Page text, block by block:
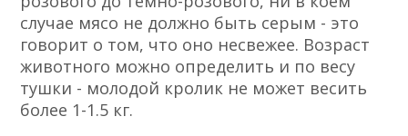
случае мясо не должно быть серым - это
говорит о том, что оно несвежее. Возраст
животного можно определить и по весу
тушки - молодой кролик не может весить
более 1-1.5 кг.